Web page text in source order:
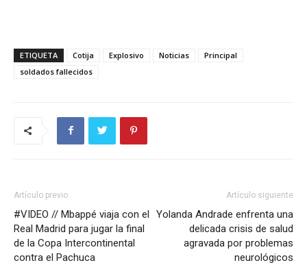
ETIQUETA Cotija Explosivo Noticias
Principal
soldados fallecidos
Artículo previo
#VIDEO // Mbappé viaja con el
Real Madrid para jugar la final
de la Copa Intercontinental
contra el Pachuca
Artículo siguiente
Yolanda Andrade enfrenta una
delicada crisis de salud
agravada por problemas
neurológicos